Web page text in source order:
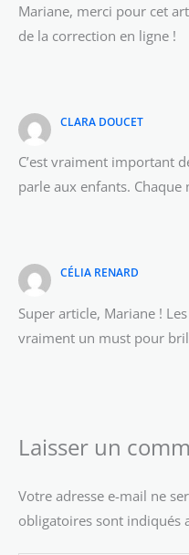
Mariane, merci pour cet
de la correction en ligne !
CLARA DOUCET
C’est vraiment important
parle aux enfants. Chaque
CÉLIA RENARD
Super article, Mariane !
vraiment un must pour
Laisser un
Votre adresse e-mail ne
obligatoires sont indiqués